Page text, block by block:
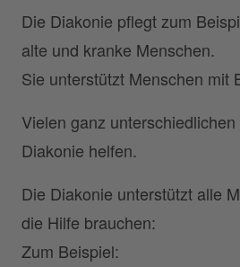
Die Diakonie pflegt zum
alte und kranke Menschen.
Sie unterstützt Menschen mit
Vielen ganz
Diakonie helfen.
Die Diakonie unterstützt alle
die Hilfe brauchen:
Zum Beispiel: